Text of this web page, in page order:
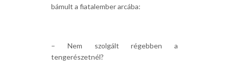
bámult a fiatalember arcába:
– Nem szolgált régebben a
tengerészetnél?